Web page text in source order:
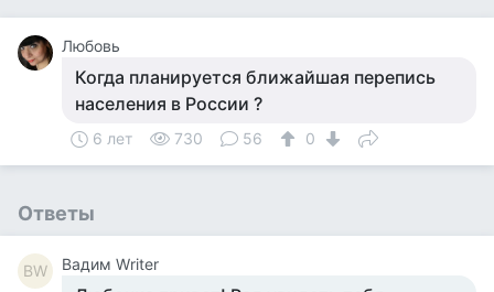
Любовь
Когда планируется ближайшая перепись
населения в России ?
6 лет 730 56 0
Ответы
ВW Вадим Writer